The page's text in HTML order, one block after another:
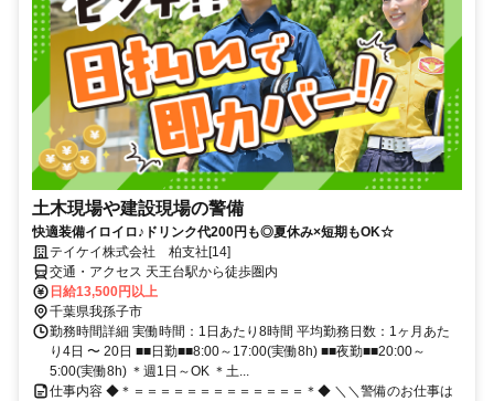
土木現場や建設現場の警備
快適装備イロイロ♪ドリンク代200円も◎夏休み×短期もOK☆
テイケイ株式会社 柏支社[14]
交通・アクセス 天王台駅から徒歩圏内
日給13,500円以上
千葉県我孫子市
勤務時間詳細 実働時間：1日あたり8時間 平均勤務日数：1ヶ月あた
り4日 〜 20日 ■■日勤■■8:00～17:00(実働8h) ■■夜勤■■20:00～
5:00(実働8h) ＊週1日～OK ＊土...
仕事内容 ◆＊＝＝＝＝＝＝＝＝＝＝＝＝＝＊◆ ＼＼警備のお仕事は